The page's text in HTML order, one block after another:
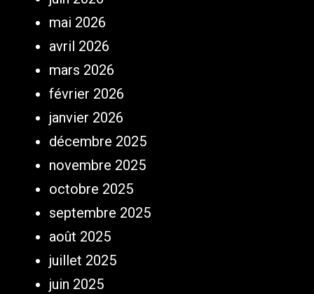
mai 2026
avril 2026
mars 2026
février 2026
janvier 2026
décembre 2025
novembre 2025
octobre 2025
septembre 2025
août 2025
juillet 2025
juin 2025